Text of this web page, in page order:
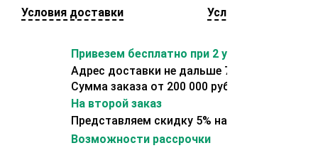
Условия доставки Условия оплаты
Привезем бесплатно при 2 условиях:
Адрес доставки не дальше 70 км от склада.
Сумма заказа от 200 000 рублей.
На второй заказ
Представляем скидку 5% на второй заказ
Возможности рассрочки